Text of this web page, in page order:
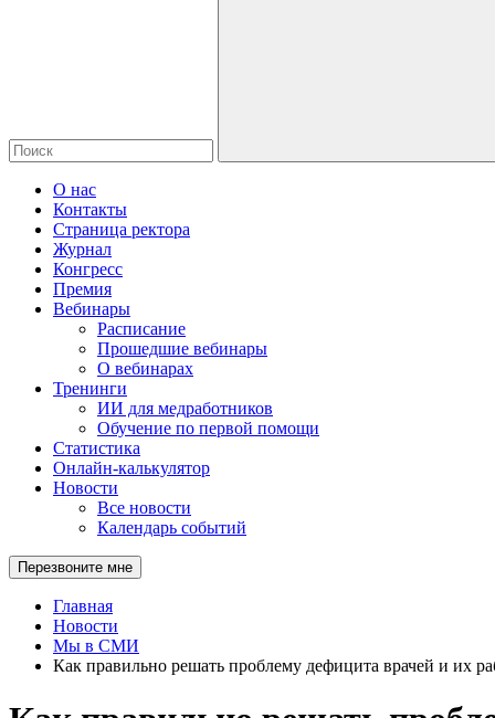
О нас
Контакты
Страница ректора
Журнал
Конгресс
Премия
Вебинары
Расписание
Прошедшие вебинары
О вебинарах
Тренинги
ИИ для медработников
Обучение по первой помощи
Статистика
Онлайн-калькулятор
Новости
Все новости
Календарь событий
Перезвоните мне
Главная
Новости
Мы в СМИ
Как правильно решать проблему дефицита врачей и их